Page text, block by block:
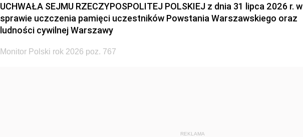
UCHWAŁA SEJMU RZECZYPOSPOLITEJ POLSKIEJ z dnia 31 lipca 2026 r. w
sprawie uczczenia pamięci uczestników Powstania Warszawskiego oraz
ludności cywilnej Warszawy
Monitor Polski rok 2026 poz. 767
REKLAMA